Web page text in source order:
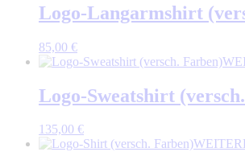
Logo-Langarmshirt
85,00 €
Logo-Sweatshirt
135,00 €